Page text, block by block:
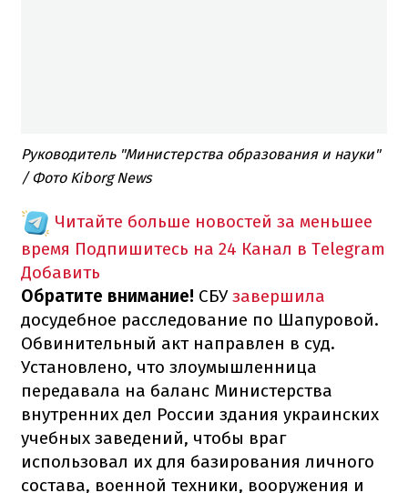
Руководитель "Министерства образования и науки"
/ Фото Kiborg News
Читайте больше новостей за меньшее
время Подпишитесь на 24 Канал в Telegram
Добавить
Обратите внимание! СБУзавершила
досудебное расследование по Шапуровой.
Обвинительный акт направлен в суд.
Установлено, что злоумышленница
передавала на баланс Министерства
внутренних дел России здания украинских
учебных заведений, чтобы враг
использовал их для базирования личного
состава, военной техники, вооружения и